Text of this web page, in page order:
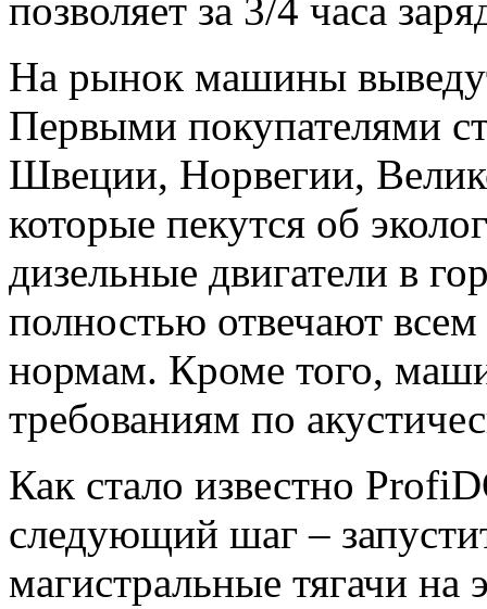
позволяет за 3/4 часа
На рынок машины
Первыми покупателями
Швеции, Норвегии,
которые пекутся об
дизельные двигатели в
полностью отвечают
нормам. Кроме того,
требованиям по
Как стало известно
следующий шаг –
магистральные тягачи на